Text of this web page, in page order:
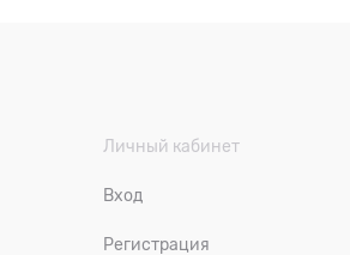
Личный кабинет
Вход
Регистрация